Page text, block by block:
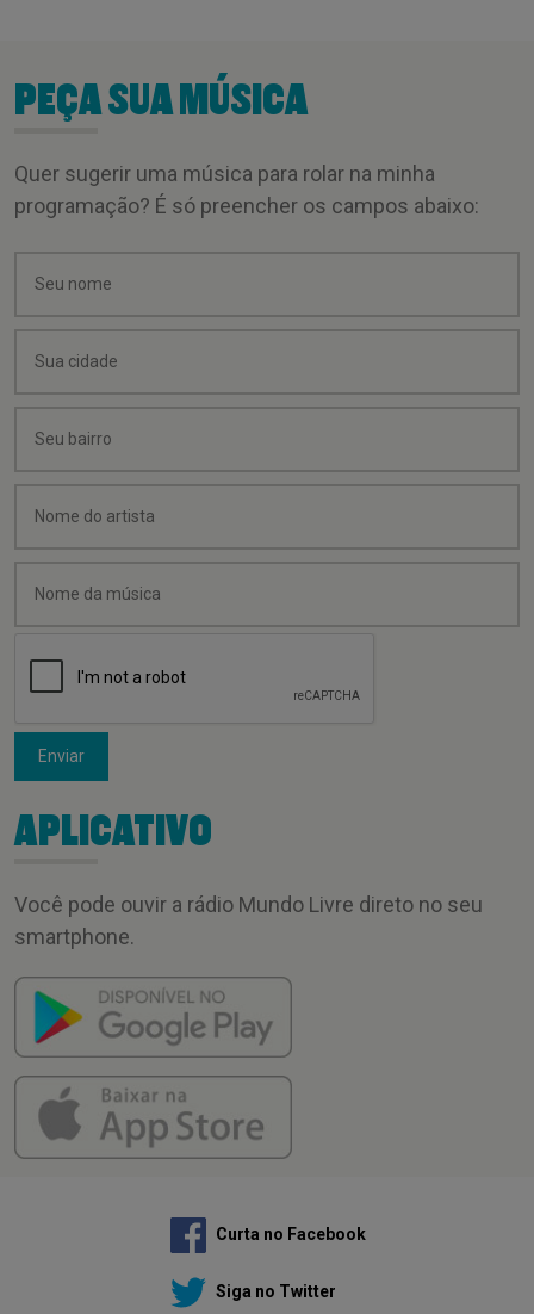
PEÇA SUA MÚSICA
Quer sugerir uma música para rolar na minha
programação? É só preencher os campos abaixo:
Enviar
APLICATIVO
Você pode ouvir a rádio Mundo Livre direto no seu
smartphone.
Curta no Facebook
Siga no Twitter